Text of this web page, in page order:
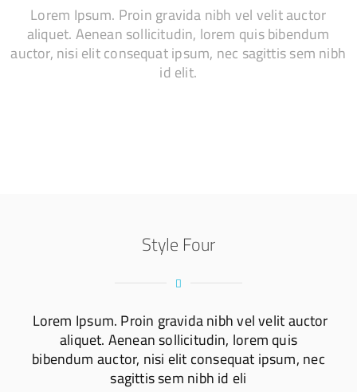
Lorem Ipsum. Proin gravida nibh vel velit auctor
aliquet. Aenean sollicitudin, lorem quis bibendum
auctor, nisi elit consequat ipsum, nec sagittis sem nibh
id elit.
Style Four
Lorem Ipsum. Proin gravida nibh vel velit auctor
aliquet. Aenean sollicitudin, lorem quis
bibendum auctor, nisi elit consequat ipsum, nec
sagittis sem nibh id eli